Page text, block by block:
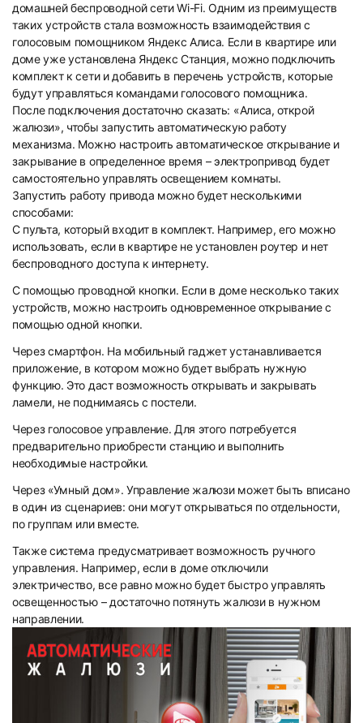
домашней беспроводной сети Wi-Fi. Одним из преимуществ
таких устройств стала возможность взаимодействия с
голосовым помощником Яндекс Алиса. Если в квартире или
доме уже установлена Яндекс Станция, можно подключить
комплект к сети и добавить в перечень устройств, которые
будут управляться командами голосового помощника.
После подключения достаточно сказать: «Алиса, открой
жалюзи», чтобы запустить автоматическую работу
механизма. Можно настроить автоматическое открывание и
закрывание в определенное время – электропривод будет
самостоятельно управлять освещением комнаты.
Запустить работу привода можно будет несколькими
способами:
С пульта, который входит в комплект. Например, его можно
использовать, если в квартире не установлен роутер и нет
беспроводного доступа к интернету.
С помощью проводной кнопки. Если в доме несколько таких
устройств, можно настроить одновременное открывание с
помощью одной кнопки.
Через смартфон. На мобильный гаджет устанавливается
приложение, в котором можно будет выбрать нужную
функцию. Это даст возможность открывать и закрывать
ламели, не поднимаясь с постели.
Через голосовое управление. Для этого потребуется
предварительно приобрести станцию и выполнить
необходимые настройки.
Через «Умный дом». Управление жалюзи может быть вписано
в один из сценариев: они могут открываться по отдельности,
по группам или вместе.
Также система предусматривает возможность ручного
управления. Например, если в доме отключили
электричество, все равно можно будет быстро управлять
освещенностью – достаточно потянуть жалюзи в нужном
направлении.